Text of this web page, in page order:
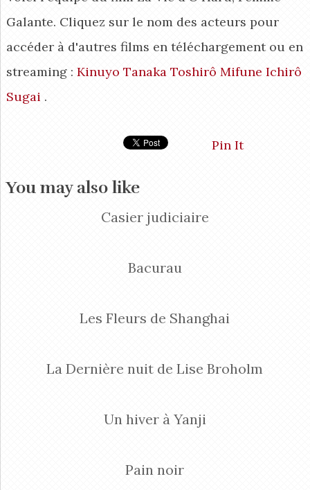
Galante. Cliquez sur le nom des acteurs pour
accéder à d'autres films en téléchargement ou en
streaming : Kinuyo Tanaka Toshirô Mifune Ichirô
Sugai .
Pin It
You may also like
Casier judiciaire
Bacurau
Les Fleurs de Shanghai
La Dernière nuit de Lise Broholm
Un hiver à Yanji
Pain noir